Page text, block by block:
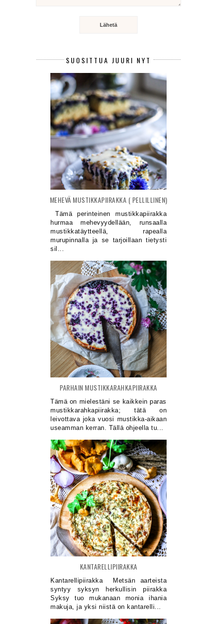
SUOSITTUA JUURI NYT
MEHEVÄ MUSTIKKAPIIRAKKA ( PELLILLINEN)
Tämä perinteinen mustikkapiirakka
hurmaa mehevyydellään, runsaalla
mustikkatäytteellä, rapealla
murupinnalla ja se tarjoillaan tietysti
sil...
PARHAIN MUSTIKKARAHKAPIIRAKKA
Tämä on mielestäni se kaikkein paras
mustikkarahkapiirakka; tätä on
leivottava joka vuosi mustikka-aikaan
useamman kerran. Tällä ohjeella tu...
KANTARELLIPIIRAKKA
Kantarellipiirakka Metsän aarteista
syntyy syksyn herkullisin piirakka
Syksy tuo mukanaan monia ihania
makuja, ja yksi niistä on kantarelli...